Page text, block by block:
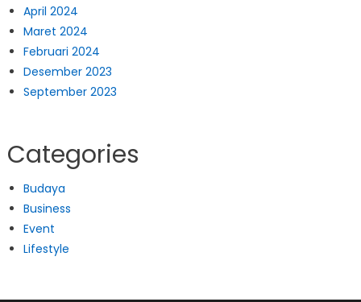
April 2024
Maret 2024
Februari 2024
Desember 2023
September 2023
Categories
Budaya
Business
Event
Lifestyle